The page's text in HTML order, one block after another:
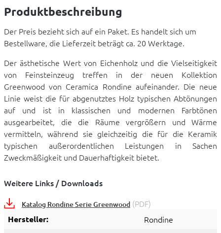
Produktbeschreibung
Der Preis bezieht sich auf ein Paket. Es handelt sich um
Bestellware, die Lieferzeit beträgt ca. 20 Werktage.
Der ästhetische Wert von Eichenholz und die Vielseitigkeit
von Feinsteinzeug treffen in der neuen Kollektion
Greenwood von Ceramica Rondine aufeinander. Die neue
Linie weist die für abgenutztes Holz typischen Abtönungen
auf und ist in klassischen und modernen Farbtönen
ausgearbeitet, die die Räume vergrößern und Wärme
vermitteln, während sie gleichzeitig die für die Keramik
typischen außerordentlichen Leistungen in Sachen
Zweckmäßigkeit und Dauerhaftigkeit bietet.
Weitere Links / Downloads
Katalog Rondine Serie Greenwood (PDF)
Hersteller: Rondine